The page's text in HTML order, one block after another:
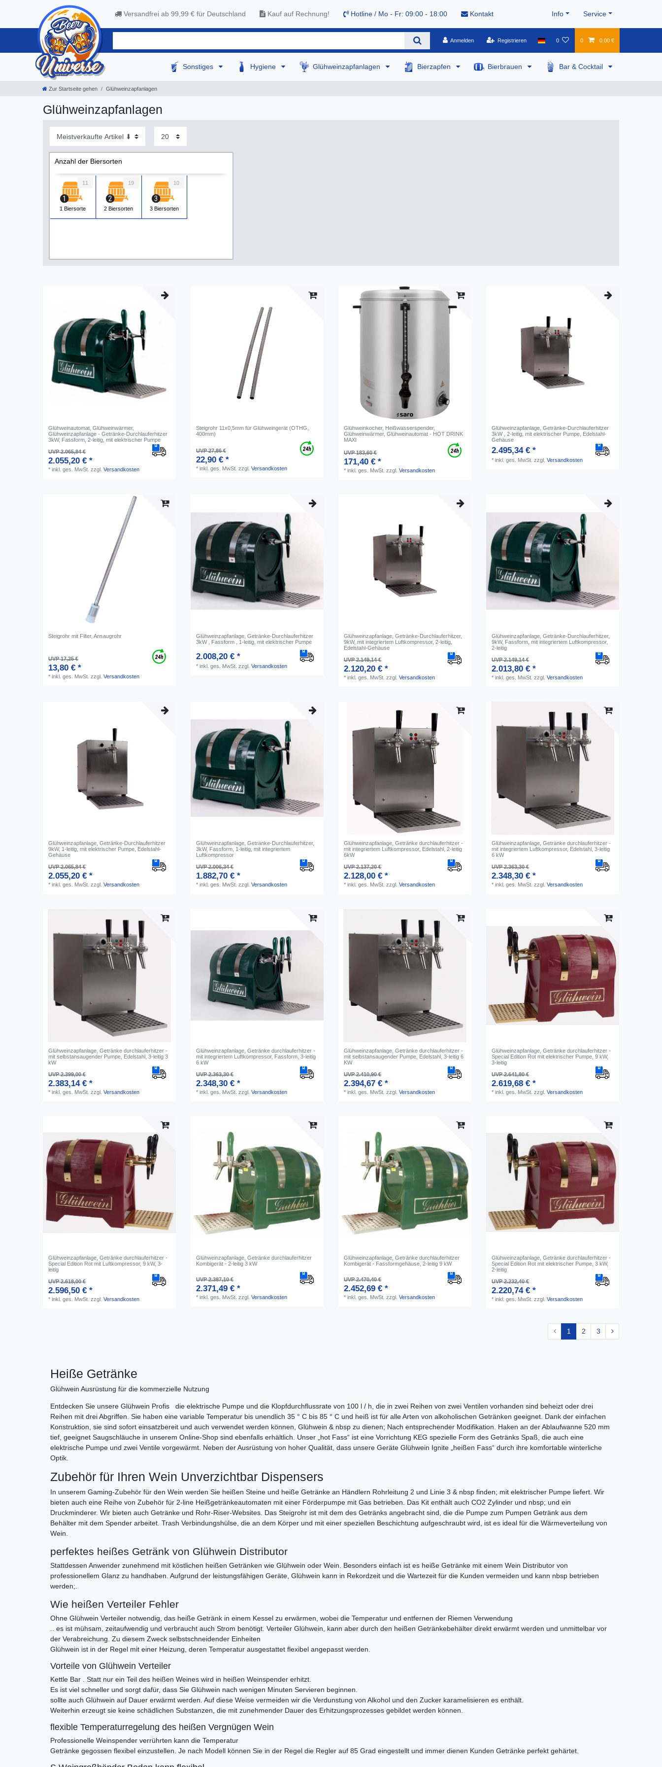
Versandfrei ab 99,99 € für Deutschland Kauf auf Rechnung! Hotline / Mo - Fr: 09:00 - 18:00 Kontakt Info Service
Anmelden Registrieren 0 0 0,00 €
Sonstiges Hygiene Glühweinzapfanlagen Bierzapfen Bierbrauen Bar & Cocktail
Zur Startseite gehen Glühweinzapfanlagen
Glühweinzapfanlagen
Anzahl der Biersorten
1 Biersorte
11
2 Biersorten
19
3 Biersorten
10
Glühweinautomat, Glühweinwärmer,
Glühweinzapfanlage - Getränke-Durchlauferhitzer
3kW, Fassform, 2-leitig, mit elektrischer Pumpe
UVP 2.065,84 €
2.055,20 € *
*inkl. ges. MwSt. zzgl.Versandkosten
Steigrohr 11x0,5mm für Glühweingerät (OTHG,
400mm)
UVP 27,86 €
22,90 € *
*inkl. ges. MwSt. zzgl.Versandkosten
Glühweinkocher, Heißwasserspender,
Glühweinwärmer, Glühweinautomat - HOT DRINK
MAXI
UVP 183,60 €
171,40 € *
*inkl. ges. MwSt. zzgl.Versandkosten
Glühweinzapfanlage, Getränke-Durchlauferhitzer
3kW , 2-leitig, mit elektrischer Pumpe, Edelstahl-
Gehäuse
2.495,34 € *
*inkl. ges. MwSt. zzgl.Versandkosten
Steigrohr mit Filter, Ansaugrohr
UVP 17,25 €
13,80 € *
*inkl. ges. MwSt. zzgl.Versandkosten
Glühweinzapfanlage, Getränke-Durchlauferhitzer
3kW , Fassform , 1-leitig, mit elektrischer Pumpe
2.008,20 € *
*inkl. ges. MwSt. zzgl.Versandkosten
Glühweinzapfanlage, Getränke-Durchlauferhitzer,
9kW, mit integriertem Luftkompressor, 2-leitig,
Edelstahl-Gehäuse
UVP 2.149,14 €
2.120,20 € *
*inkl. ges. MwSt. zzgl.Versandkosten
Glühweinzapfanlage, Getränke-Durchlauferhitzer,
9kW, Fassform, mit integriertem Luftkompressor,
2-leitig
UVP 2.149,14 €
2.013,80 € *
*inkl. ges. MwSt. zzgl.Versandkosten
Glühweinzapfanlage, Getränke-Durchlauferhitzer
9kW, 1-leitig, mit elektrischer Pumpe, Edelstahl-
Gehäuse
UVP 2.065,84 €
2.055,20 € *
*inkl. ges. MwSt. zzgl.Versandkosten
Glühweinzapfanlage, Getränke-Durchlauferhitzer,
3kW, Fassform, 1-leitig, mit integriertem
Luftkompressor
UVP 2.006,34 €
1.882,70 € *
*inkl. ges. MwSt. zzgl.Versandkosten
Glühweinzapfanlage, Getränke durchlauferhitzer -
mit integriertem Luftkompressor, Edelstahl, 2-leitig
6kW
UVP 2.137,20 €
2.128,00 € *
*inkl. ges. MwSt. zzgl.Versandkosten
Glühweinzapfanlage, Getränke durchlauferhitzer -
mit integriertem Luftkompressor, Edelstahl, 3-leitig
6 kW
UVP 2.363,30 €
2.348,30 € *
*inkl. ges. MwSt. zzgl.Versandkosten
Glühweinzapfanlage, Getränke durchlauferhitzer -
mit selbstansaugender Pumpe, Edelstahl, 3-leitig 3
kW
UVP 2.399,00 €
2.383,14 € *
*inkl. ges. MwSt. zzgl.Versandkosten
Glühweinzapfanlage, Getränke durchlauferhitzer -
mit integriertem Luftkompressor, Fassform, 3-leitig
6 kW
UVP 2.363,30 €
2.348,30 € *
*inkl. ges. MwSt. zzgl.Versandkosten
Glühweinzapfanlage, Getränke durchlauferhitzer -
mit selbstansaugender Pumpe, Edelstahl, 3-leitig 6
KW
UVP 2.410,90 €
2.394,67 € *
*inkl. ges. MwSt. zzgl.Versandkosten
Glühweinzapfanlage, Getränke durchlauferhitzer -
Special Edition Rot mit elektrischer Pumpe, 9 kW,
3-leitig
UVP 2.641,80 €
2.619,68 € *
*inkl. ges. MwSt. zzgl.Versandkosten
Glühweinzapfanlage, Getränke durchlauferhitzer -
Special Edition Rot mit Luftkompressor, 9 kW, 3-
leitig
UVP 2.618,00 €
2.596,50 € *
*inkl. ges. MwSt. zzgl.Versandkosten
Glühweinzapfanlage, Getränke durchlauferhitzer
Kombigerät - 2-leitig 3 kW
UVP 2.387,10 €
2.371,49 € *
*inkl. ges. MwSt. zzgl.Versandkosten
Glühweinzapfanlage, Getränke durchlauferhitzer
Kombigerät - Fassformgehäuse, 2-leitig 9 kW
UVP 2.470,40 €
2.452,69 € *
*inkl. ges. MwSt. zzgl.Versandkosten
Glühweinzapfanlage, Getränke durchlauferhitzer -
Special Edition Rot mit elektrischer Pumpe, 3 kW,
2-leitig
UVP 2.232,40 €
2.220,74 € *
*inkl. ges. MwSt. zzgl.Versandkosten
1 2 3
Heiße Getränke
Glühwein Ausrüstung für die kommerzielle Nutzung
Entdecken Sie unsere Glühwein Profis die elektrische Pumpe und die Klopfdurchflussrate von 100 l / h, die in zwei Reihen von zwei Ventilen vorhanden sind beheizt oder drei
Reihen mit drei Abgriffen. Sie haben eine variable Temperatur bis unendlich 35 ° C bis 85 ° C und heiß ist für alle Arten von alkoholischen Getränken geeignet. Dank der einfachen
Konstruktion, sie sind sofort einsatzbereit und auch verwendet werden können, Glühwein & nbsp zu dienen; Nach entsprechender Modifikation. Haken an der Ablaufwanne 520 mm
tief, geeignet Saugschläuche in unserem Online-Shop sind ebenfalls erhältlich. Unser „hot Fass“ ist eine Vorrichtung KEG spezielle Form des Getränks Spaß, die auch eine
elektrische Pumpe und zwei Ventile vorgewärmt. Neben der Ausrüstung von hoher Qualität, dass unsere Geräte Glühwein Ignite „heißen Fass“ durch ihre komfortable winterliche
Optik.
Zubehör für Ihren Wein Unverzichtbar Dispensers
In unserem Gaming-Zubehör für den Wein werden Sie heißen Steine ​​und heiße Getränke an Händlern Rohrleitung 2 und Linie 3 & nbsp finden; mit elektrischer Pumpe liefert. Wir
bieten auch eine Reihe von Zubehör für 2-line Heißgetränkeautomaten mit einer Förderpumpe mit Gas betrieben. Das Kit enthält auch CO2 Zylinder und nbsp; und ein
Druckminderer. Wir bieten auch Getränke und Rohr-Riser-Websites. Das Steigrohr ist mit dem des Getränks angebracht sind, die die Pumpe zum Pumpen Getränk aus dem
Behälter mit dem Spender arbeitet. Trash Verbindungshülse, die an dem Körper und mit einer speziellen Beschichtung aufgeschraubt wird, ist es ideal für die Wärmeverteilung von
Wein.
perfektes heißes Getränk von Glühwein Distributor
Stattdessen Anwender zunehmend mit köstlichen heißen Getränken wie Glühwein oder Wein. Besonders einfach ist es heiße Getränke mit einem Wein Distributor von
professionellem Glanz zu handhaben. Aufgrund der leistungsfähigen Geräte, Glühwein kann in Rekordzeit und die Wartezeit für die Kunden vermeiden und kann nbsp betrieben
werden;.
Wie heißen Verteiler Fehler
Ohne Glühwein Verteiler notwendig, das heiße Getränk in einem Kessel zu erwärmen, wobei die Temperatur und entfernen der Riemen Verwendung
.. es ist mühsam, zeitaufwendig und verbraucht auch Strom benötigt. Verteiler Glühwein, kann aber durch den heißen Getränkebehälter direkt erwärmt werden und unmittelbar vor
der Verabreichung. Zu diesem Zweck selbstschneidender Einheiten
Glühwein ist in der Regel mit einer Heizung, deren Temperatur ausgestattet flexibel angepasst werden.
Vorteile von Glühwein Verteiler
Kettle Bar . Statt nur ein Teil des heißen Weines wird in heißen Weinspender erhitzt.
Es ist viel schneller und sorgt dafür, dass Sie Glühwein nach wenigen Minuten Servieren beginnen.
sollte auch Glühwein auf Dauer erwärmt werden. Auf diese Weise vermeiden wir die Verdunstung von Alkohol und den Zucker karamelisieren es enthält.
Weiterhin erzeugt sie keine schädlichen Substanzen, die mit zunehmender Dauer des Erhitzungsprozesses gebildet werden können.
flexible Temperaturregelung des heißen Vergnügen Wein
Professionelle Weinspender verrührten kann die Temperatur
Getränke gegossen flexibel einzustellen. Je nach Modell können Sie in der Regel die Regler auf 85 Grad eingestellt und immer dienen Kunden Getränke perfekt gehärtet.